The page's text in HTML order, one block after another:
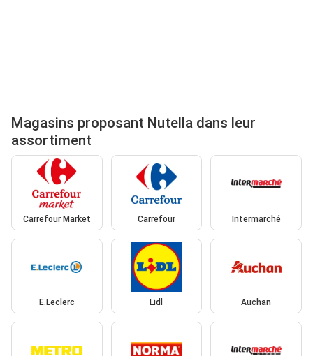
Magasins proposant Nutella dans leur
assortiment
Carrefour Market Carrefour Intermarché
E.Leclerc Lidl Auchan